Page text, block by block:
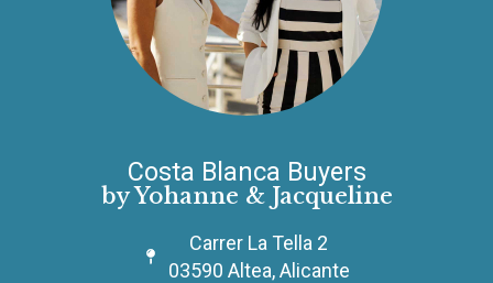
Costa Blanca Buyers
by Yohanne & Jacqueline
Carrer La Tella 2
03590 Altea, Alicante